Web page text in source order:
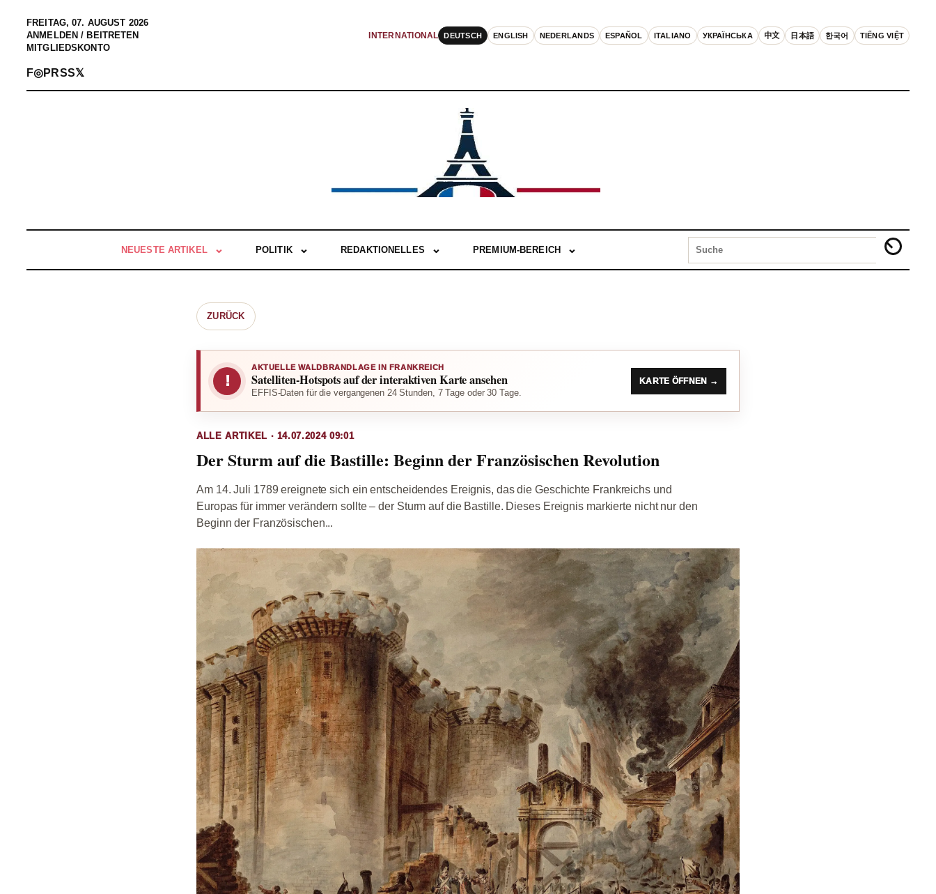
FREITAG, 07. AUGUST 2026
ANMELDEN / BEITRETEN
MITGLIEDSKONTO
INTERNATIONAL DEUTSCH ENGLISH NEDERLANDS ESPAÑOL ITALIANO УКРАЇНСЬКА 中文 日本語 한국어 TIẾNG VIỆT
F◎PRSS𝕏
NEUESTE ARTIKEL POLITIK REDAKTIONELLES PREMIUM-BEREICH
ZURÜCK
!
AKTUELLE WALDBRANDLAGE IN FRANKREICH
Satelliten-Hotspots auf der interaktiven Karte ansehen
EFFIS-Daten für die vergangenen 24 Stunden, 7 Tage oder 30 Tage.
KARTE ÖFFNEN →
ALLE ARTIKEL · 14.07.2024 09:01
Der Sturm auf die Bastille: Beginn der Französischen Revolution
Am 14. Juli 1789 ereignete sich ein entscheidendes Ereignis, das die Geschichte Frankreichs und
Europas für immer verändern sollte – der Sturm auf die Bastille. Dieses Ereignis markierte nicht nur den
Beginn der Französischen...